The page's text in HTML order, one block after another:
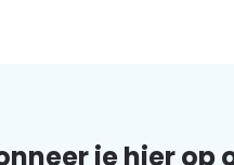
je hier op